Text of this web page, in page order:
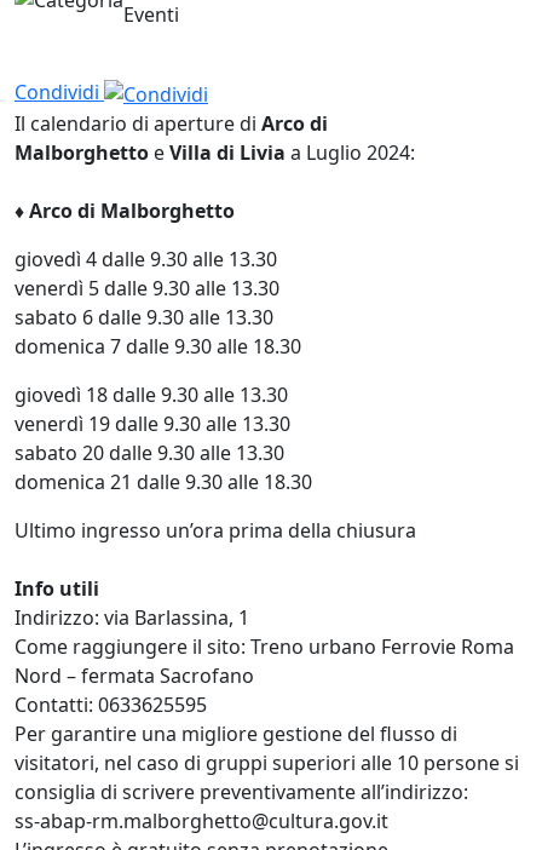
Eventi
Condividi
Il calendario di aperture di Arco di
Malborghetto eVilla di Livia a Luglio 2024:
♦ Arco di Malborghetto
giovedì 4 dalle 9.30 alle 13.30
venerdì 5 dalle 9.30 alle 13.30
sabato 6 dalle 9.30 alle 13.30
domenica 7 dalle 9.30 alle 18.30
giovedì 18 dalle 9.30 alle 13.30
venerdì 19 dalle 9.30 alle 13.30
sabato 20 dalle 9.30 alle 13.30
domenica 21 dalle 9.30 alle 18.30
Ultimo ingresso un’ora prima della chiusura
Info utili
Indirizzo: via Barlassina, 1
Come raggiungere il sito: Treno urbano Ferrovie Roma
Nord – fermata Sacrofano
Contatti: 0633625595
Per garantire una migliore gestione del flusso di
visitatori, nel caso di gruppi superiori alle 10 persone si
consiglia di scrivere preventivamente all’indirizzo:
ss-abap-rm.malborghetto@cultura.gov.it